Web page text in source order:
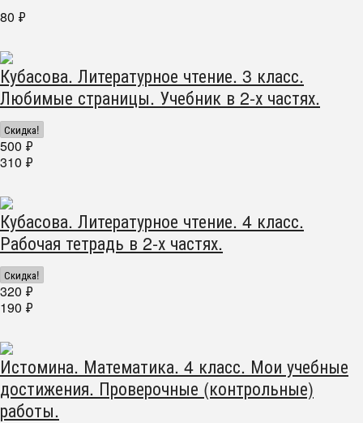
80 ₽
Кубасова. Литературное чтение. 3 класс.
Любимые страницы. Учебник в 2-х частях.
Скидка!
500 ₽
310 ₽
Кубасова. Литературное чтение. 4 класс.
Рабочая тетрадь в 2-х частях.
Скидка!
320 ₽
190 ₽
Истомина. Математика. 4 класс. Мои учебные
достижения. Проверочные (контрольные)
работы.